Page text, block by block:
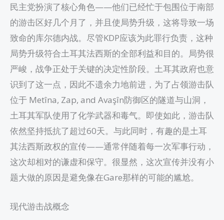
民主党扮演了核心角色——他们已经忙于包围位于南部
的游击区好几个月了，并且使局势升级，这将导致一场
致命的库尔德内战。尽管KDP应该为此罪行负责，这种
局势升级符合土耳其法西斯的全部利益和目的。局势很
严峻，战争正处于关键的决定性阶段。土耳其政府也意
识到了这一点，因此不遗余力地前进，为了占领游击队
位于 Metîna, Zap, and Avaşîn防御区的隧道与山洞，
土耳其军队使用了化学武器和毒气。即使如此，游击队
依然坚持抵抗了超过60天。与此同时，有趣的是土耳
其法西斯政权的宣传——通常伴随着每一次军事行动，
这次却相对的谦虚和保守。很显然，这次宣传并没有小
题大做的原因是避免像在Gare那样的可能的尴尬。
现代游击战概念